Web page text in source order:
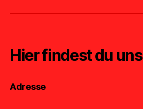
Hier findest du uns
Adresse